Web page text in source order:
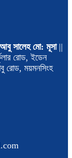
সালেহ মো: মূসা||
রোড, ইডেন
রোড, ময়মনসিংহ